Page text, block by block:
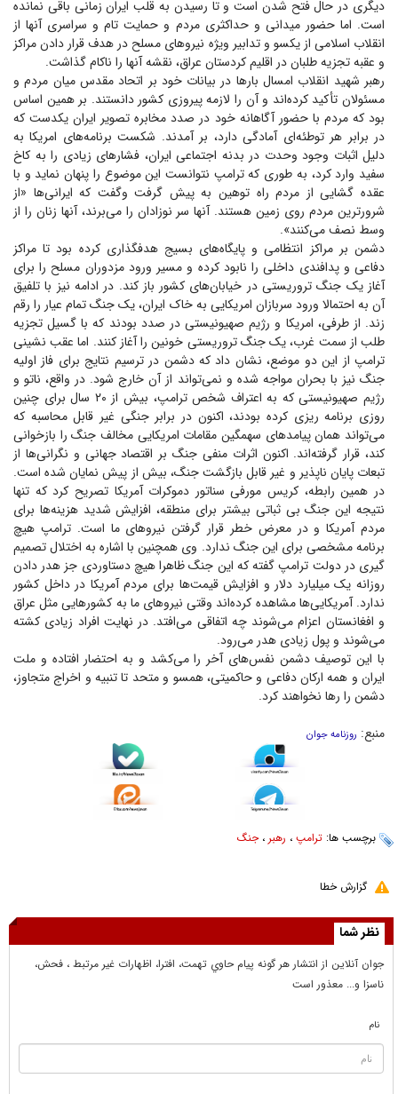
دیگری در حال فتح شدن است و تا رسیدن به قلب ایران زمانی باقی نمانده
است. اما حضور میدانی و حداکثری مردم و حمایت تام و سراسری آنها از
انقلاب اسلامی از یکسو و تدابیر ویژه نیرو‌های مسلح در هدف قرار دادن مراکز
و عقبه تجزیه طلبان در اقلیم کردستان عراق، نقشه آنها را ناکام گذاشت.
رهبر شهید انقلاب امسال بار‌ها در بیانات خود بر اتحاد مقدس میان مردم و
مسئولان تأکید کرده‌اند و آن را لازمه پیروزی کشور دانستند. بر همین اساس
بود که مردم با حضور آگاهانه خود در صدد مخابره تصویر ایران یکدست که
در برابر هر توطئه‌ای آمادگی دارد، بر آمدند. شکست برنامه‌های امریکا به
دلیل اثبات وجود وحدت در بدنه اجتماعی ایران، فشار‌های زیادی را به کاخ
سفید وارد کرد، به طوری که ترامپ نتوانست این موضوع را پنهان نماید و با
عقده گشایی از مردم راه توهین به پیش گرفت وگفت که ایرانی‌ها «از
شرورترین مردم روی زمین هستند. آنها سر نوزادان را می‌برند، آنها زنان را از
وسط نصف می‌کنند».
دشمن بر مراکز انتظامی و پایگاه‌های بسیج هدفگذاری کرده بود تا مراکز
دفاعی و پدافندی داخلی را نابود کرده و مسیر ورود مزدوران مسلح را برای
آغاز یک جنگ تروریستی در خیابان‌های کشور باز کند. در ادامه نیز با تلفیق
آن به احتمالا ورود سربازان امریکایی به خاک ایران، یک جنگ تمام عیار را رقم
زند. از طرفی، امریکا و رژیم صهیونیستی در صدد بودند که با گسیل تجزیه
طلب از سمت غرب، یک جنگ تروریستی خونین را آغاز کنند. اما عقب نشینی
ترامپ از این دو موضع، نشان داد که دشمن در ترسیم نتایج برای فاز اولیه
جنگ نیز با بحران مواجه شده و نمی‌تواند از آن خارج شود. در واقع، ناتو و
رژیم صهیونیستی که به اعتراف شخص ترامپ، بیش از ۲۰ سال برای چنین
روزی برنامه ریزی کرده بودند، اکنون در برابر جنگی غیر قابل محاسبه که
می‌تواند همان پیامد‌های سهمگین مقامات امریکایی مخالف جنگ را بازخوانی
کند، قرار گرفته‌اند. اکنون اثرات منفی جنگ بر اقتصاد جهانی و نگرانی‌ها از
تبعات پایان ناپذیر و غیر قابل بازگشت جنگ، بیش از پیش نمایان شده است.
در همین رابطه، کریس مورفی سناتور دموکرات آمریکا تصریح کرد که تنها
نتیجه این جنگ بی ثباتی بیشتر برای منطقه، افزایش شدید هزینه‌ها برای
مردم آمریکا و در معرض خطر قرار گرفتن نیرو‌های ما است. ترامپ هیچ
برنامه مشخصی برای این جنگ ندارد. وی همچنین با اشاره به اختلال تصمیم
گیری در دولت ترامپ گفته که این جنگ ظاهرا هیچ دستاوردی جز هدر دادن
روزانه یک میلیارد دلار و افزایش قیمت‌ها برای مردم آمریکا در داخل کشور
ندارد. آمریکایی‌ها مشاهده کرده‌اند وقتی نیرو‌های ما به کشور‌هایی مثل عراق
و افغانستان اعزام می‌شوند چه اتفاقی می‌افتد. در نهایت افراد زیادی کشته
می‌شوند و پول زیادی هدر می‌رود.
با این توصیف دشمن نفس‌های آخر را می‌کشد و به احتضار افتاده و ملت
ایران و همه ارکان دفاعی و حاکمیتی، همسو و متحد تا تنبیه و اخراج متجاوز،
دشمن را رها نخواهند کرد.
منبع: روزنامه جوان
برچسب ها: ترامپ ، رهبر ،جنگ
گزارش خطا
نظر شما
جوان آنلاين از انتشار هر گونه پيام حاوي تهمت، افترا، اظهارات غير مرتبط ، فحش،
ناسزا و... معذور است
نام